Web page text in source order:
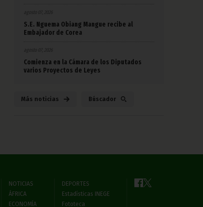
agosto 07, 2026
S.E. Nguema Obiang Mangue recibe al
Embajador de Corea
agosto 07, 2026
Comienza en la Cámara de los Diputados
varios Proyectos de Leyes
Más noticias Búscador
NOTICIAS
ÁFRICA
ECONOMÍA
DEPORTES
Estadísticas INEGE
Fototeca